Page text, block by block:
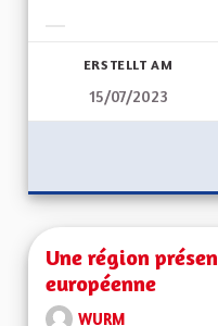
ERSTELLT AM
15/07/2023
Une région
européenne
WURM